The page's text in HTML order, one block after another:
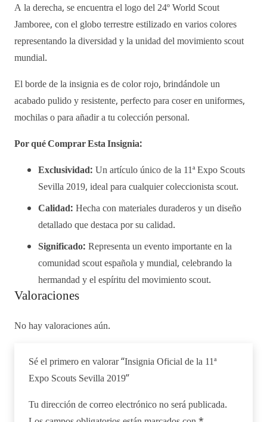
A la derecha, se encuentra el logo del 24º World Scout
Jamboree, con el globo terrestre estilizado en varios colores
representando la diversidad y la unidad del movimiento scout
mundial.
El borde de la insignia es de color rojo, brindándole un
acabado pulido y resistente, perfecto para coser en uniformes,
mochilas o para añadir a tu colección personal.
Por qué Comprar Esta Insignia:
Exclusividad: Un artículo único de la 11ª Expo Scouts
Sevilla 2019, ideal para cualquier coleccionista scout.
Calidad: Hecha con materiales duraderos y un diseño
detallado que destaca por su calidad.
Significado: Representa un evento importante en la
comunidad scout española y mundial, celebrando la
hermandad y el espíritu del movimiento scout.
Valoraciones
No hay valoraciones aún.
Sé el primero en valorar “Insignia Oficial de la 11ª
Expo Scouts Sevilla 2019”
Tu dirección de correo electrónico no será publicada.